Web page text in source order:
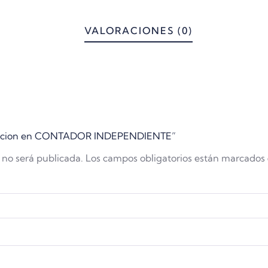
VALORACIONES (0)
en CONTADOR INDEPENDIENTE”
será publicada. Los campos obligatorios están marcados